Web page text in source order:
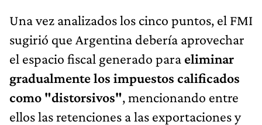
Una vez analizados los cinco puntos, el FMI
sugirió que Argentina debería aprovechar
el espacio fiscal generado para eliminar
gradualmente los impuestos calificados
como "distorsivos", mencionando entre
ellos las retenciones a las exportaciones y